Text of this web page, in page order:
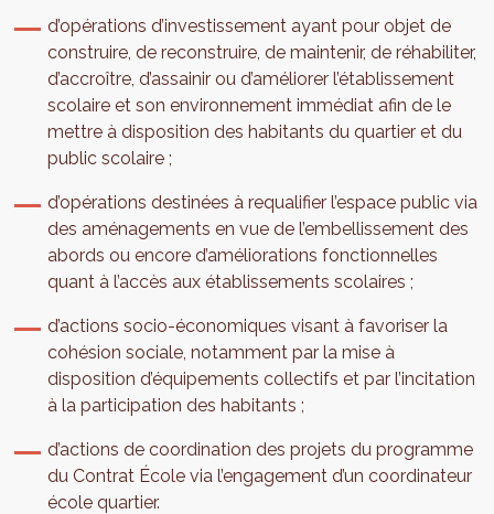
d’opérations d’investissement ayant pour objet de
construire, de reconstruire, de maintenir, de réhabiliter,
d’accroître, d’assainir ou d’améliorer l’établissement
scolaire et son environnement immédiat afin de le
mettre à disposition des habitants du quartier et du
public scolaire ;
d’opérations destinées à requalifier l’espace public via
des aménagements en vue de l’embellissement des
abords ou encore d’améliorations fonctionnelles
quant à l’accès aux établissements scolaires ;
d’actions socio-économiques visant à favoriser la
cohésion sociale, notamment par la mise à
disposition d’équipements collectifs et par l’incitation
à la participation des habitants ;
d’actions de coordination des projets du programme
du Contrat École via l’engagement d’un coordinateur
école quartier.